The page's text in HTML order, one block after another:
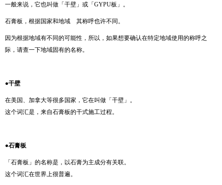
一般来说，它也叫做「干壁」或「GYPU板」。
石膏板，根据国家和地域 其称呼也许不同。
因为根据地域有不同的可能性，所以，如果想要确认在特定地域使用的称呼之
际，请查一下地域固有的名称。
●干壁
在美国、加拿大等很多国家，它在叫做「干壁」。
这个词汇是，来自石膏板的干式施工过程。
●石膏板
「石膏板」的名称是，以石膏为主成分有关联。
这个词汇在世界上很普遍。